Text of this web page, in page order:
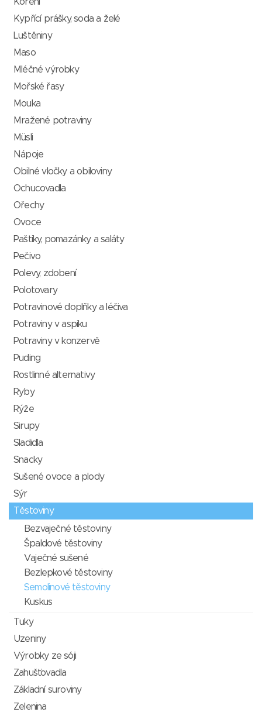
Koření
Kypřící prášky, soda a želé
Luštěniny
Maso
Mléčné výrobky
Mořské řasy
Mouka
Mražené potraviny
Müsli
Nápoje
Obilné vločky a obiloviny
Ochucovadla
Ořechy
Ovoce
Paštiky, pomazánky a saláty
Pečivo
Polevy, zdobení
Polotovary
Potravinové doplňky a léčiva
Potraviny v aspiku
Potraviny v konzervě
Puding
Rostlinné alternativy
Ryby
Rýže
Sirupy
Sladidla
Snacky
Sušené ovoce a plody
Sýr
Těstoviny
Bezvaječné těstoviny
Špaldové těstoviny
Vaječné sušené
Bezlepkové těstoviny
Semolinové těstoviny
Kuskus
Tuky
Uzeniny
Výrobky ze sóji
Zahušťovadla
Základní suroviny
Zelenina